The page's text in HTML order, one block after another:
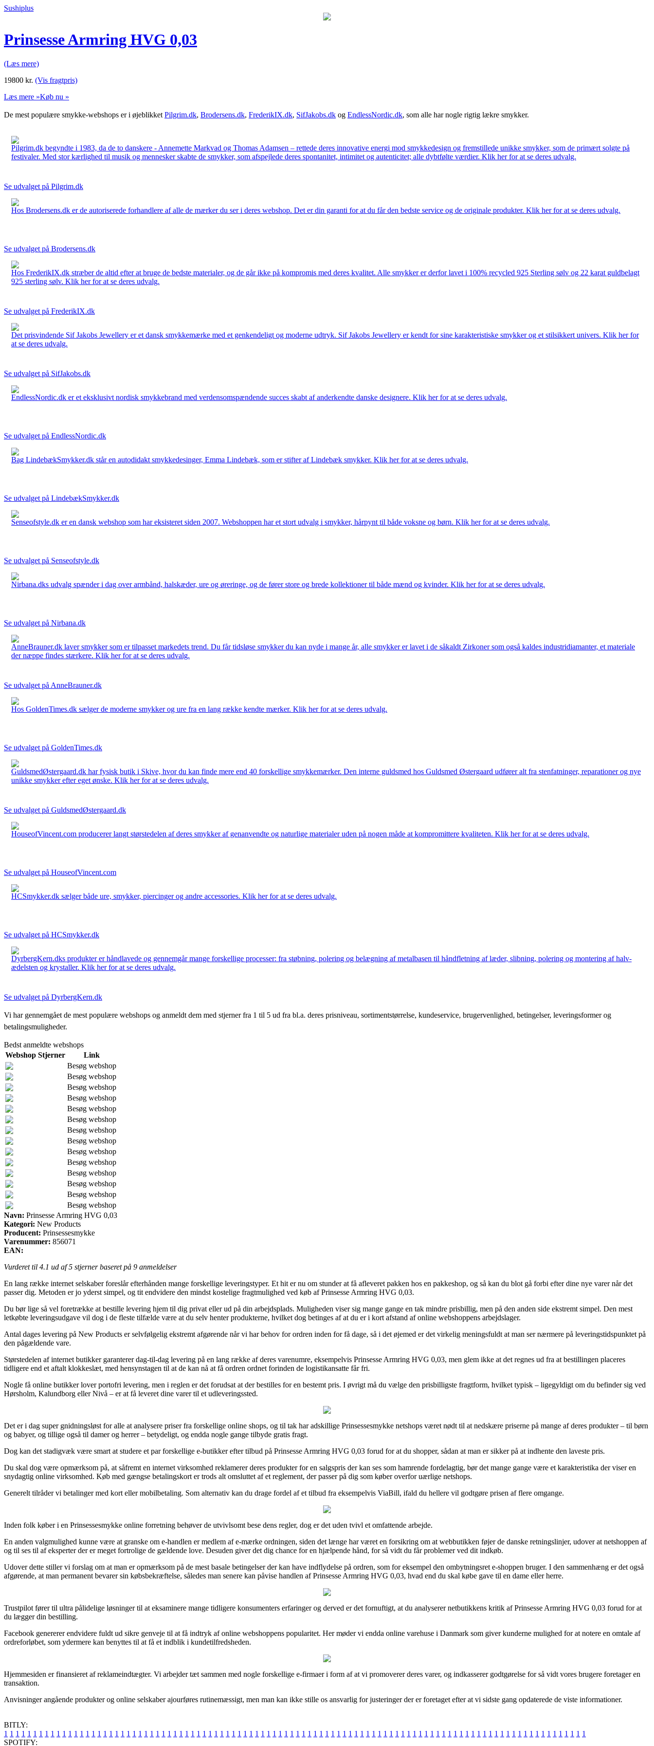
Sushiplus
Prinsesse Armring HVG 0,03
(Læs mere)
19800 kr. (Vis fragtpris)
Læs mere »Køb nu »
De mest populære smykke-webshops er i øjeblikket Pilgrim.dk, Brodersens.dk, FrederikIX.dk, SifJakobs.dk og EndlessNordic.dk, som alle har nogle rigtig lækre smykker.
Pilgrim.dk begyndte i 1983, da de to danskere - Annemette Markvad og Thomas Adamsen – rettede deres innovative energi mod smykkedesign og fremstillede unikke smykker, som de primært solgte på
festivaler. Med stor kærlighed til musik og mennesker skabte de smykker, som afspejlede deres spontanitet, intimitet og autenticitet; alle dybtfølte værdier. Klik her for at se deres udvalg.
Se udvalget på Pilgrim.dk
Hos Brodersens.dk er de autoriserede forhandlere af alle de mærker du ser i deres webshop. Det er din garanti for at du får den bedste service og de originale produkter. Klik her for at se deres udvalg.
Se udvalget på Brodersens.dk
Hos FrederikIX.dk stræber de altid efter at bruge de bedste materialer, og de går ikke på kompromis med deres kvalitet. Alle smykker er derfor lavet i 100% recycled 925 Sterling sølv og 22 karat guldbelagt
925 sterling sølv. Klik her for at se deres udvalg.
Se udvalget på FrederikIX.dk
Det prisvindende Sif Jakobs Jewellery er et dansk smykkemærke med et genkendeligt og moderne udtryk. Sif Jakobs Jewellery er kendt for sine karakteristiske smykker og et stilsikkert univers. Klik her for
at se deres udvalg.
Se udvalget på SifJakobs.dk
EndlessNordic.dk er et eksklusivt nordisk smykkebrand med verdensomspændende succes skabt af anderkendte danske designere. Klik her for at se deres udvalg.
Se udvalget på EndlessNordic.dk
Bag LindebækSmykker.dk står en autodidakt smykkedesinger, Emma Lindebæk, som er stifter af Lindebæk smykker. Klik her for at se deres udvalg.
Se udvalget på LindebækSmykker.dk
Senseofstyle.dk er en dansk webshop som har eksisteret siden 2007. Webshoppen har et stort udvalg i smykker, hårpynt til både voksne og børn. Klik her for at se deres udvalg.
Se udvalget på Senseofstyle.dk
Nirbana.dks udvalg spænder i dag over armbånd, halskæder, ure og øreringe, og de fører store og brede kollektioner til både mænd og kvinder. Klik her for at se deres udvalg.
Se udvalget på Nirbana.dk
AnneBrauner.dk laver smykker som er tilpasset markedets trend. Du får tidsløse smykker du kan nyde i mange år, alle smykker er lavet i de såkaldt Zirkoner som også kaldes industridiamanter, et materiale
der næppe findes stærkere. Klik her for at se deres udvalg.
Se udvalget på AnneBrauner.dk
Hos GoldenTimes.dk sælger de moderne smykker og ure fra en lang række kendte mærker. Klik her for at se deres udvalg.
Se udvalget på GoldenTimes.dk
GuldsmedØstergaard.dk har fysisk butik i Skive, hvor du kan finde mere end 40 forskellige smykkemærker. Den interne guldsmed hos Guldsmed Østergaard udfører alt fra stenfatninger, reparationer og nye
unikke smykker efter eget ønske. Klik her for at se deres udvalg.
Se udvalget på GuldsmedØstergaard.dk
HouseofVincent.com producerer langt størstedelen af deres smykker af genanvendte og naturlige materialer uden på nogen måde at kompromittere kvaliteten. Klik her for at se deres udvalg.
Se udvalget på HouseofVincent.com
HCSmykker.dk sælger både ure, smykker, piercinger og andre accessories. Klik her for at se deres udvalg.
Se udvalget på HCSmykker.dk
DyrbergKern.dks produkter er håndlavede og gennemgår mange forskellige processer: fra støbning, polering og belægning af metalbasen til håndfletning af læder, slibning, polering og montering af halv-
ædelsten og krystaller. Klik her for at se deres udvalg.
Se udvalget på DyrbergKern.dk
Vi har gennemgået de mest populære webshops og anmeldt dem med stjerner fra 1 til 5 ud fra bl.a. deres prisniveau, sortimentstørrelse, kundeservice, brugervenlighed, betingelser, leveringsformer og
betalingsmuligheder.
Bedst anmeldte webshops
Webshop Stjerner
Link
Besøg webshop
Besøg webshop
Besøg webshop
Besøg webshop
Besøg webshop
Besøg webshop
Besøg webshop
Besøg webshop
Besøg webshop
Besøg webshop
Besøg webshop
Besøg webshop
Besøg webshop
Besøg webshop
Navn: Prinsesse Armring HVG 0,03
Kategori: New Products
Producent: Prinsessesmykke
Varenummer: 856071
EAN:
Vurderet til 4.1 ud af 5 stjerner baseret på 9 anmeldelser
En lang række internet selskaber foreslår efterhånden mange forskellige leveringstyper. Et hit er nu om stunder at få afleveret pakken hos en pakkeshop, og så kan du blot gå forbi efter dine nye varer når det
passer dig. Metoden er jo yderst simpel, og tit endvidere den mindst kostelige fragtmulighed ved køb af Prinsesse Armring HVG 0,03.
Du bør lige så vel foretrække at bestille levering hjem til dig privat eller ud på din arbejdsplads. Muligheden viser sig mange gange en tak mindre prisbillig, men på den anden side ekstremt simpel. Den mest
letkøbte leveringsudgave vil dog i de fleste tilfælde være at du selv henter produkterne, hvilket dog betinges af at du er i kort afstand af online webshoppens arbejdslager.
Antal dages levering på New Products er selvfølgelig ekstremt afgørende når vi har behov for ordren inden for få dage, så i det øjemed er det virkelig meningsfuldt at man ser nærmere på leveringstidspunktet på
den pågældende vare.
Størstedelen af internet butikker garanterer dag-til-dag levering på en lang række af deres varenumre, eksempelvis Prinsesse Armring HVG 0,03, men glem ikke at det regnes ud fra at bestillingen placeres
tidligere end et aftalt klokkeslæt, med hensynstagen til at de kan nå at få ordren ordnet forinden de logistikansatte får fri.
Nogle få online butikker lover portofri levering, men i reglen er det forudsat at der bestilles for en bestemt pris. I øvrigt må du vælge den prisbilligste fragtform, hvilket typisk – ligegyldigt om du befinder sig ved
Hørsholm, Kalundborg eller Nivå – er at få leveret dine varer til et udleveringssted.
Det er i dag super gnidningsløst for alle at analysere priser fra forskellige online shops, og til tak har adskillige Prinsessesmykke netshops været nødt til at nedskære priserne på mange af deres produkter – til børn
og babyer, og tillige også til damer og herrer – betydeligt, og endda nogle gange tilbyde gratis fragt.
Dog kan det stadigvæk være smart at studere et par forskellige e-butikker efter tilbud på Prinsesse Armring HVG 0,03 forud for at du shopper, sådan at man er sikker på at indhente den laveste pris.
Du skal dog være opmærksom på, at såfremt en internet virksomhed reklamerer deres produkter for en salgspris der kan ses som hamrende fordelagtig, bør det mange gange være et karakteristika der viser en
snydagtig online virksomhed. Køb med gængse betalingskort er trods alt omsluttet af et reglement, der passer på dig som køber overfor uærlige netshops.
Generelt tilråder vi betalinger med kort eller mobilbetaling. Som alternativ kan du drage fordel af et tilbud fra eksempelvis ViaBill, ifald du hellere vil godtgøre prisen af flere omgange.
Inden folk køber i en Prinsessesmykke online forretning behøver de utvivlsomt bese dens regler, dog er det uden tvivl et omfattende arbejde.
En anden valgmulighed kunne være at granske om e-handlen er medlem af e-mærke ordningen, siden det længe har været en forsikring om at webbutikken føjer de danske retningslinjer, udover at netshoppen af
og til ses til af eksperter der er meget fortrolige de gældende love. Desuden giver det dig chance for en hjælpende hånd, for så vidt du får problemer ved dit indkøb.
Udover dette stiller vi forslag om at man er opmærksom på de mest basale betingelser der kan have indflydelse på ordren, som for eksempel den ombytningsret e-shoppen bruger. I den sammenhæng er det også
afgørende, at man permanent bevarer sin købsbekræftelse, således man senere kan påvise handlen af Prinsesse Armring HVG 0,03, hvad end du skal købe gave til en dame eller herre.
Trustpilot fører til ultra pålidelige løsninger til at eksaminere mange tidligere konsumenters erfaringer og derved er det fornuftigt, at du analyserer netbutikkens kritik af Prinsesse Armring HVG 0,03 forud for at
du lægger din bestilling.
Facebook genererer endvidere fuldt ud sikre genveje til at få indtryk af online webshoppens popularitet. Her møder vi endda online varehuse i Danmark som giver kunderne mulighed for at notere en omtale af
ordreforløbet, som ydermere kan benyttes til at få et indblik i kundetilfredsheden.
Hjemmesiden er finansieret af reklameindtægter. Vi arbejder tæt sammen med nogle forskellige e-firmaer i form af at vi promoverer deres varer, og indkasserer godtgørelse for så vidt vores brugere foretager en
transaktion.
Anvisninger angående produkter og online selskaber ajourføres rutinemæssigt, men man kan ikke stille os ansvarlig for justeringer der er foretaget efter at vi sidste gang opdaterede de viste informationer.
BITLY:
1 1 1 1 1 1 1 1 1 1 1 1 1 1 1 1 1 1 1 1 1 1 1 1 1 1 1 1 1 1 1 1 1 1 1 1 1 1 1 1 1 1 1 1 1 1 1 1 1 1 1 1 1 1 1 1 1 1 1 1 1 1 1 1 1 1 1 1 1 1 1 1 1 1 1 1 1 1 1 1 1 1 1 1 1 1 1 1 1 1 1 1 1 1 1 1 1 1 1 1
SPOTIFY: